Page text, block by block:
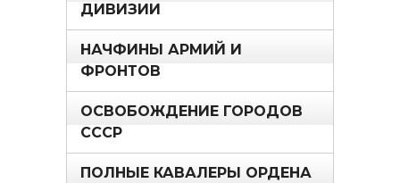
ДИВИЗИИ
НАЧФИНЫ АРМИЙ И
ФРОНТОВ
ОСВОБОЖДЕНИЕ ГОРОДОВ
СССР
ПОЛНЫЕ КАВАЛЕРЫ ОРДЕНА